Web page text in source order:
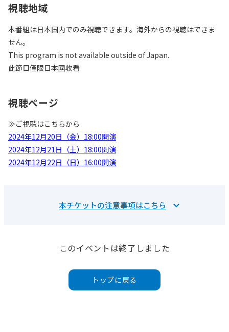
視聴地域
本番組は日本国内でのみ視聴できます。海外からの視聴はできま
せん。
This program is not available outside of Japan.
此節目僅限日本國收看
視聴ページ
≫ご視聴はこちらから
2024年12月20日（金）18:00開演
2024年12月21日（土）18:00開演
2024年12月22日（日）16:00開演
本チケットの注意事項はこちら
このイベントは終了しました
トップに戻る